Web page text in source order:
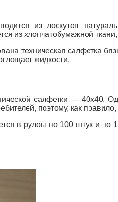
из лоскутов
из хлопчатобумажной
техническая салфетка
жидкости.
салфетки — 40х40.
поэтому, как правило,
в рулоы по 100 штук и